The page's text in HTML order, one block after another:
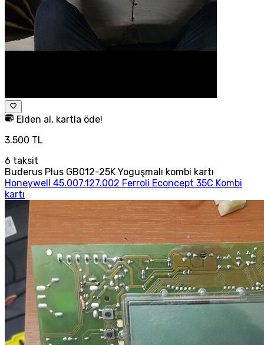
Elden al, kartla öde!
3.500 TL
6 taksit
Buderus Plus GB012-25K Yoguşmalı kombi kartı
Honeywell 45.007.127.002 Ferroli Econcept 35C Kombi
kartı